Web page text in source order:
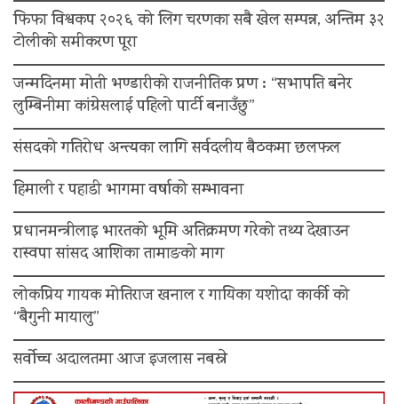
फिफा विश्वकप २०२६ को लिग चरणका सबै खेल सम्पन्न, अन्तिम ३२
टोलीको समीकरण पूरा
जन्मदिनमा मोती भण्डारीको राजनीतिक प्रण : “सभापति बनेर
लुम्बिनीमा कांग्रेसलाई पहिलो पार्टी बनाउँछु”
संसदको गतिरोध अन्त्यका लागि सर्वदलीय बैठकमा छलफल
हिमाली र पहाडी भागमा वर्षाको सम्भावना
प्रधानमन्त्रीलाइ भारतको भूमि अतिक्रमण गरेको तथ्य देखाउन
रास्वपा सांसद आशिका तामाङको माग
लोकप्रिय गायक मोतिराज खनाल र गायिका यशोदा कार्की को
“बैगुनी मायालु”
सर्वोच्च अदालतमा आज इजलास नबस्ने